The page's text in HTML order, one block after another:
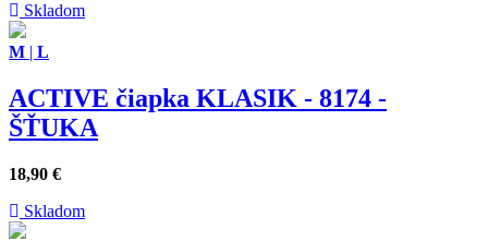
Skladom
M | L
ACTIVE čiapka KLASIK - 8174 -
ŠŤUKA
18,90 €
Skladom